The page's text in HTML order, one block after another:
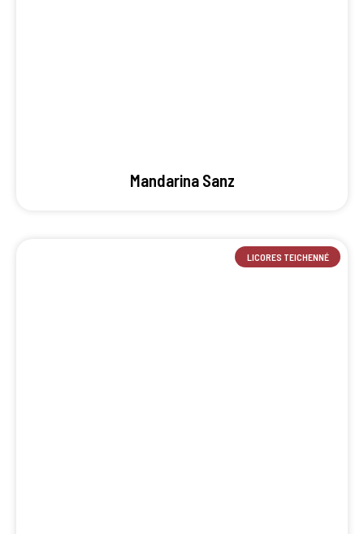
Mandarina Sanz
LICORES TEICHENNÉ